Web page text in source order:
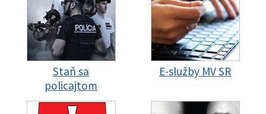
Staň sa
policajtom
E-služby MV SR